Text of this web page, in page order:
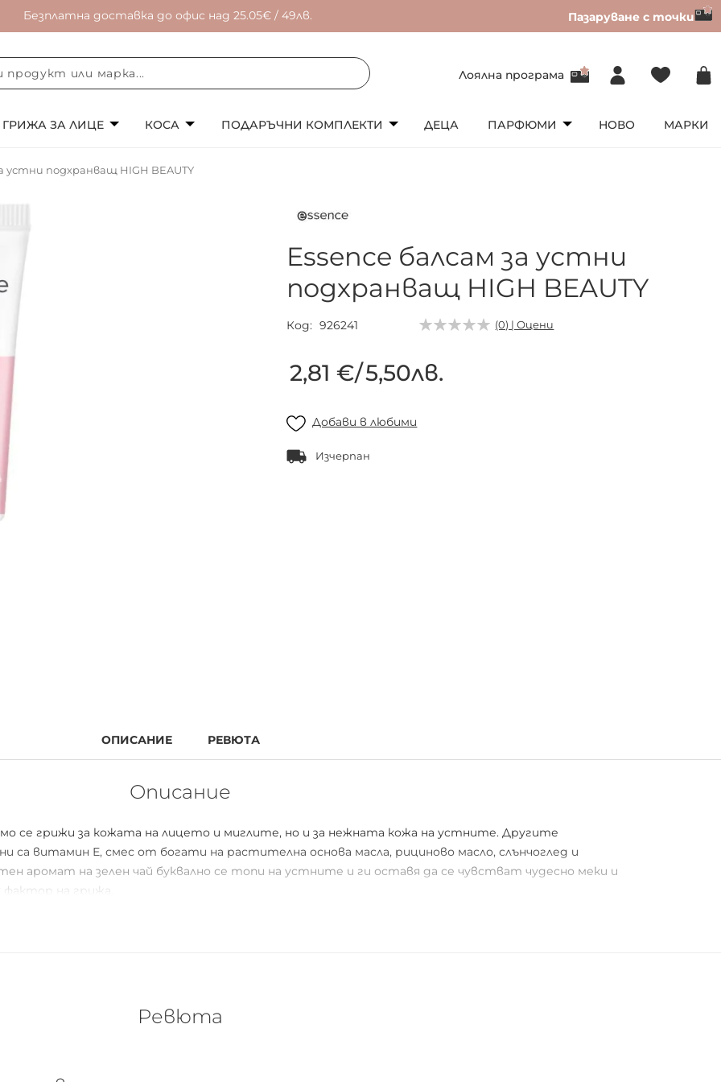
Безплатна доставка до офис над 25.05€ / 49лв. Пазаруване с точки
Лоялна програма
ГРИЖА ЗА ЛИЦЕ КОСА ПОДАРЪЧНИ КОМПЛЕКТИ ДЕЦА ПАРФЮМИ НОВО МАРКИ
устни подхранващ HIGH BEAUTY
Essence балсам за устни
подхранващ HIGH BEAUTY
Код 926241 (0) | Оцени
2,81 €/5,50лв.
Добави в любими
Изчерпан
ОПИСАНИЕ РЕВЮТА
Описание
се грижи за кожата на лицето и миглите, но и за нежната кожа на устните. Другите
са витамин Е, смес от богати на растителна основа масла, рициново масло, слънчоглед и
аромат на зелен чай буквално се топи на устните и ги оставя да се чувстват чудесно меки и
на грижа.
Ревюта